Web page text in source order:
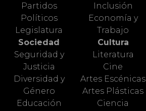
Partidos
Políticos
Legislatura
Sociedad
Seguridad y
Justicia
Diversidad y
Género
Educación
Inclusión
Economía y
Trabajo
Cultura
Literatura
Cine
Artes Escénicas
Artes Plásticas
Ciencia